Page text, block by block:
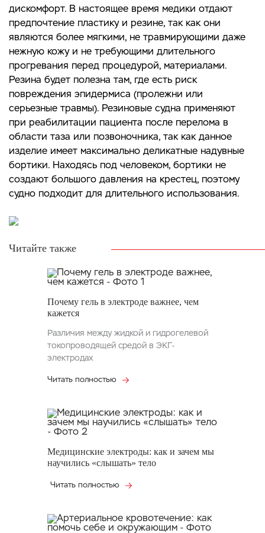
дискомфорт. В настоящее время медики отдают
предпочтение пластику и резине, так как они
являются более мягкими, не травмирующими даже
нежную кожу и не требующими длительного
прогревания перед процедурой, материалами.
Резина будет полезна там, где есть риск
повреждения эпидермиса (пролежни или
серьезные травмы). Резиновые судна применяют
при реабилитации пациента после перелома в
области таза или позвоночника, так как данное
изделие имеет максимально деликатные надувные
бортики. Находясь под человеком, бортики не
создают большого давления на крестец, поэтому
судно подходит для длительного использования.
Читайте также
Почему гель в электроде важнее, чем
кажется
Различия между жидкой и гидрогелевой
токопроводящей средой в ЭКГ-
электродах
Читать полностью
Медицинские электроды: как и зачем мы
научились «слышать» тело
Читать полностью